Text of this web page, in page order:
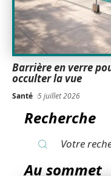
Barrière en verre
occulter la vue
Santé 5 juillet 2026
Recherche
Au sommet